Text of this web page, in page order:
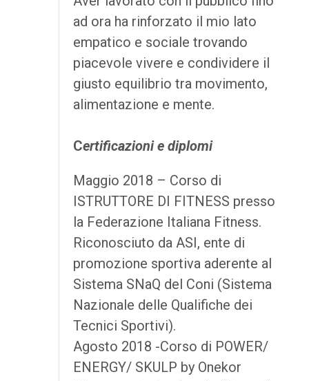
ad ora ha rinforzato il mio lato
empatico e sociale trovando
piacevole vivere e condividere il
giusto equilibrio tra movimento,
alimentazione e mente.
Certificazioni e diplomi
Maggio 2018 – Corso di
ISTRUTTORE DI FITNESS presso
la Federazione Italiana Fitness.
Riconosciuto da ASI, ente di
promozione sportiva aderente al
Sistema SNaQ del Coni (Sistema
Nazionale delle Qualifiche dei
Tecnici Sportivi).
Agosto 2018 -Corso di POWER/
ENERGY/ SKULP by Onekor